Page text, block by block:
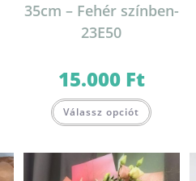
35cm – Fehér színben-
23E50
15.000 Ft
Válassz opciót